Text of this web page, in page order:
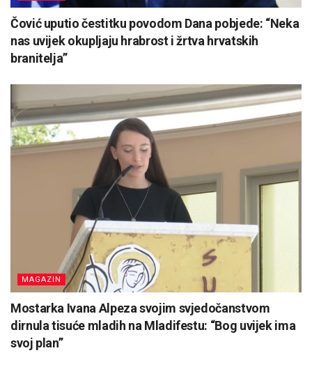
Čović uputio čestitku povodom Dana pobjede: “Neka
nas uvijek okupljaju hrabrost i žrtva hrvatskih
branitelja”
MAGAZIN
Mostarka Ivana Alpeza svojim svjedočanstvom
dirnula tisuće mladih na Mladifestu: “Bog uvijek ima
svoj plan”